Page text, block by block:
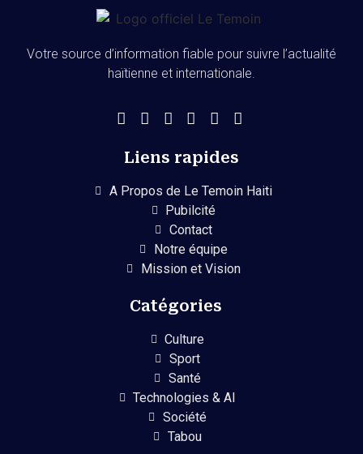
Votre source d’information fiable pour suivre l’actualité
haïtienne et internationale.
Liens rapides
A Propos de Le Temoin Haiti
Pubilcité
Contact
Notre équipe
Mission et Vision
Catégories
Culture
Sport
Santé
Technologies & AI
Société
Tabou